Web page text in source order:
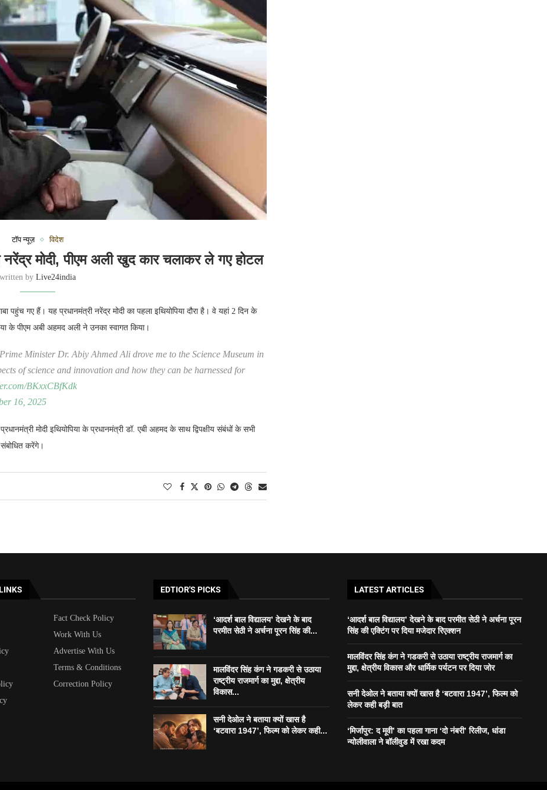
टॉप न्यूज़ विदेश
नरेंद्र मोदी, पीएम अली खुद कार चलाकर ले गए होटल
written by Live24india
पहुंच गए हैं। यह प्रधानमंत्री नरेंद्र मोदी का पहला इथियोपिया दौरा है। वे यहां 2 दिन के
के पीएम अबी अहमद अली ने उनका स्वागत किया।
Minister Dr. Abiy Ahmed Ali drove me to the Science Museum in
of science and innovation and how they can be harnessed for
BKxxCBfKdk
16, 2025
मोदी इथियोपिया के प्रधानमंत्री डॉ. एबी अहमद के साथ द्विपक्षीय संबंधों के सभी
करेंगे।
Fact Check Policy
Work With Us
Advertise With Us
Terms & Conditions
Correction Policy
EDTIOR'S PICKS
‘आदर्श बाल विद्यालय’ देखने के बाद
परमीत सेठी ने अर्चना पूरन सिंह की...
मालविंदर सिंह कंग ने गडकरी से उठाया
राष्ट्रीय राजमार्ग का मुद्दा, क्षेत्रीय
विकास...
सनी देओल ने बताया क्यों खास है
‘बटवारा 1947’, फिल्म को लेकर कही...
LATEST ARTICLES
‘आदर्श बाल विद्यालय’ देखने के बाद परमीत सेठी ने अर्चना पूरन
सिंह की एक्टिंग पर दिया मजेदार रिएक्शन
मालविंदर सिंह कंग ने गडकरी से उठाया राष्ट्रीय राजमार्ग का
मुद्दा, क्षेत्रीय विकास और धार्मिक पर्यटन पर दिया जोर
सनी देओल ने बताया क्यों खास है ‘बटवारा 1947’, फिल्म को
लेकर कही बड़ी बात
‘मिर्जापुर: द मूवी’ का पहला गाना ‘दो नंबरी’ रिलीज, धांडा
न्योलीवाला ने बॉलीवुड में रखा कदम